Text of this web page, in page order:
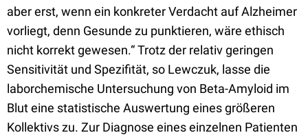
aber erst, wenn ein konkreter Verdacht auf Alzheimer
vorliegt, denn Gesunde zu punktieren, wäre ethisch
nicht korrekt gewesen.“ Trotz der relativ geringen
Sensitivität und Spezifität, so Lewczuk, lasse die
laborchemische Untersuchung von Beta-Amyloid im
Blut eine statistische Auswertung eines größeren
Kollektivs zu. Zur Diagnose eines einzelnen Patienten